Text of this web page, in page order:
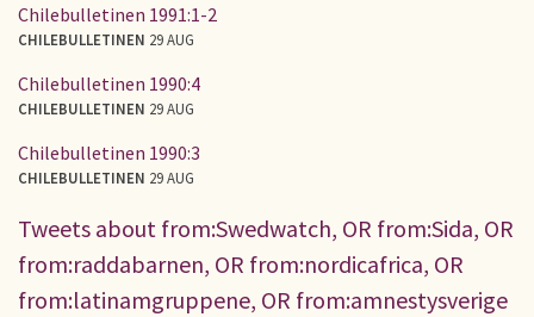
Chilebulletinen 1991:1-2
CHILEBULLETINEN 29 AUG
Chilebulletinen 1990:4
CHILEBULLETINEN 29 AUG
Chilebulletinen 1990:3
CHILEBULLETINEN 29 AUG
Tweets about from:Swedwatch, OR from:Sida, OR
from:raddabarnen, OR from:nordicafrica, OR
from:latinamgruppene, OR from:amnestysverige